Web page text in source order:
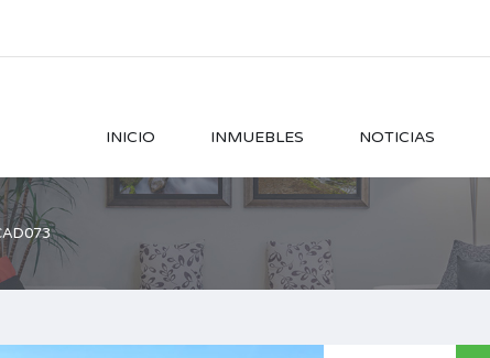
INICIO INMUEBLES NOTICIAS